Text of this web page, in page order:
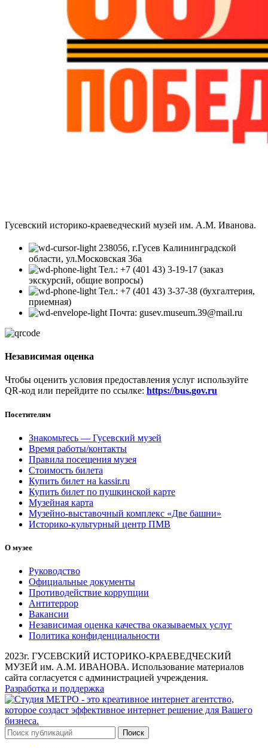
Гусевский историко-краеведческий музей им. А.М. Иванова.
238056, г.Гусев Калининградской
области, ул.Московская 36а
Тел.: +7 (401 43) 3-19-17 (заказ
экскурсий, общие вопросы)
Тел.: +7 (401 43) 3-37-38 (бухгалтерия,
приемная)
Почта: gusev.museum.39@mail.ru
Независимая оценка
Чтобы оценить условия предоставления услуг используйте
QR-код или перейдите по ссылке: https://bus.gov.ru
Посетителям
Знакомьтесь — Гусевский музей
Время работы/контакты
Правила посещения музея
Стоимость билета
Купить билет на kassir.ru
Купить билет по пушкинской карте
Музейная карта
Музейно-выставочный комплекс «Две башни»
Историко-культурный центр ПМВ
О музее
Руководство
Официальные документы
Противодействие коррупции
Антитеррор
Вакансии
Независимая оценка качества оказываемых услуг
Политика конфиденциальности
2023г. ГУСЕВСКИЙ ИСТОРИКО-КРАЕВЕДЧЕСКИЙ
МУЗЕЙ им. А.М. ИВАНОВА. Использование материалов
сайта согласуется с администрацией учреждения.
Разработка и поддержка
Поиск